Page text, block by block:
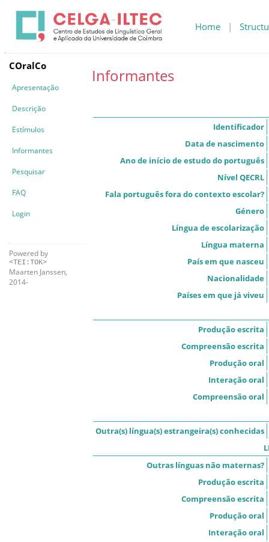
Home |
COralCo
Apresentação
Descrição
Estímulos
Informantes
Pesquisar
FAQ
Login
Powered by
<TEI:TOK>
Maarten Janssen,
2014-
Informantes
Identificador
Data de nascimento
Ano de início de estudo do português
Nível QECRL
Fala português fora do contexto escolar?
Género
Língua de escolarização
Língua materna
País em que nasceu
Nacionalidade
Países em que já viveu
Produção escrita
Compreensão escrita
Produção oral
Interação oral
Compreensão oral
Outra(s) língua(s) estrangeira(s) conhecidas
Outras línguas não maternas?
Produção escrita
Compreensão escrita
Produção oral
Interação oral